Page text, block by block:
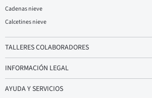
Cadenas nieve
Calcetines nieve
TALLERES COLABORADORES
INFORMACIÓN LEGAL
AYUDA Y SERVICIOS